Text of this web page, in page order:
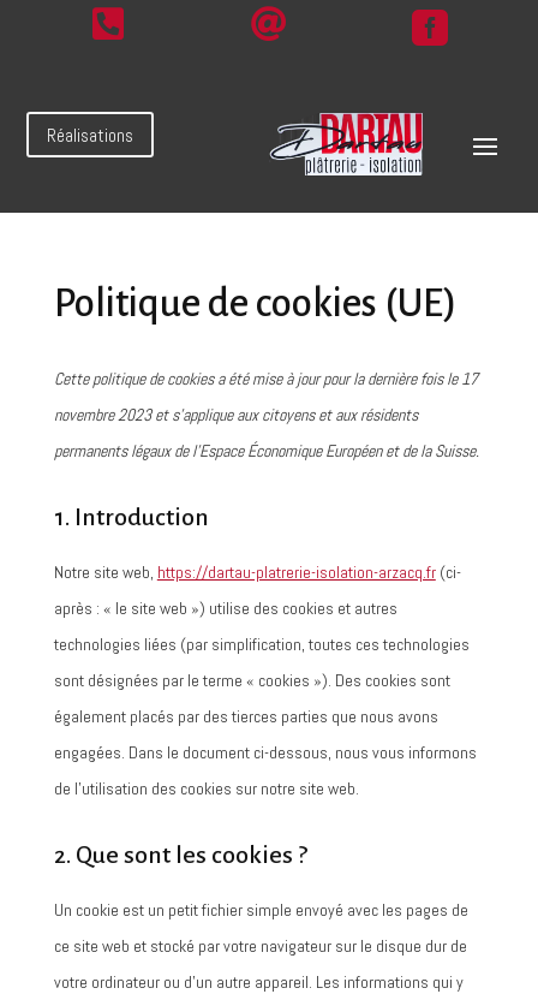
  
Réalisations
Politique de cookies (UE)
Cette politique de cookies a été mise à jour pour la dernière fois le 17
novembre 2023 et s’applique aux citoyens et aux résidents
permanents légaux de l’Espace Économique Européen et de la Suisse.
1. Introduction
Notre site web, https://dartau-platrerie-isolation-arzacq.fr(ci-
après : « le site web ») utilise des cookies et autres
technologies liées (par simplification, toutes ces technologies
sont désignées par le terme « cookies »). Des cookies sont
également placés par des tierces parties que nous avons
engagées. Dans le document ci-dessous, nous vous informons
de l’utilisation des cookies sur notre site web.
2. Que sont les cookies ?
Un cookie est un petit fichier simple envoyé avec les pages de
ce site web et stocké par votre navigateur sur le disque dur de
votre ordinateur ou d’un autre appareil. Les informations qui y